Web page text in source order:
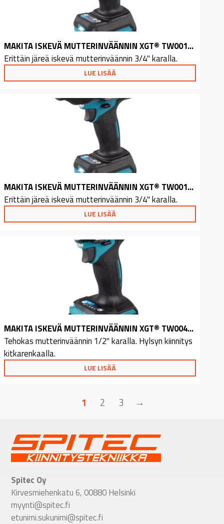
MAKITA ISKEVÄ MUTTERINVÄÄNNIN XGT® TW001GM201
Erittäin järeä iskevä mutterinväännin 3/4" karalla.
LUE LISÄÄ
MAKITA ISKEVÄ MUTTERINVÄÄNNIN XGT® TW001GZ
Erittäin järeä iskevä mutterinväännin 3/4" karalla.
LUE LISÄÄ
MAKITA ISKEVÄ MUTTERINVÄÄNNIN XGT® TW004GM202
Tehokas mutterinväännin 1/2" karalla. Hylsyn kiinnitys
kitkarenkaalla.
LUE LISÄÄ
1 2 3 →
Spitec Oy
Kirvesmiehenkatu 6, 00880 Helsinki
myynti@spitec.fi
etunimi.sukunimi@spitec.fi